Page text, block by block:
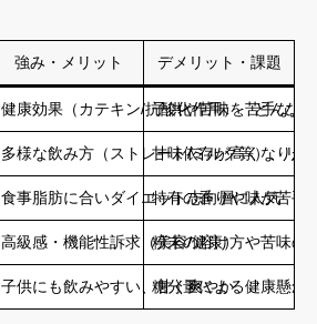
強み・メリット デメリット・課題
健康効果（カテキン/抗酸化作用）、どんな
子供や苦味を苦手な人
多様な飲み方（ストレート/ミルク等）、リ
甘味依存が高くなりが
食事脂肪に合いダイエット志向層に人気
特有の香りや味が苦手
高級感・機能性訴求（美容/健康）
粉末の溶け方や苦味の
子供にも飲みやすい、甘く爽やか
糖分量による健康懸念